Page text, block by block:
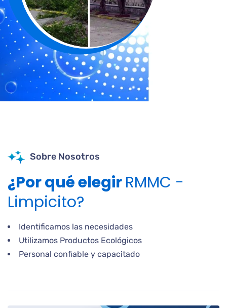
Sobre Nosotros
¿Por qué elegirRMMC -
Limpicito?
Identificamos las necesidades
Utilizamos Productos Ecológicos
Personal confiable y capacitado